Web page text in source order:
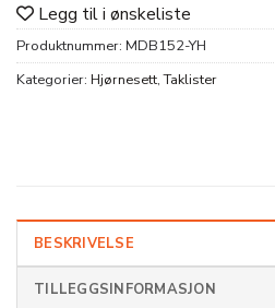
Legg til i ønskeliste
Produktnummer: MDB152-YH
Kategorier: Hjørnesett,Taklister
BESKRIVELSE
TILLEGGSINFORMASJON